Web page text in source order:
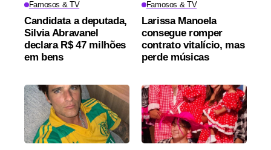
Famosos & TV
Candidata a deputada,
Silvia Abravanel
declara R$ 47 milhões
em bens
Famosos & TV
Larissa Manoela
consegue romper
contrato vitalício, mas
perde músicas